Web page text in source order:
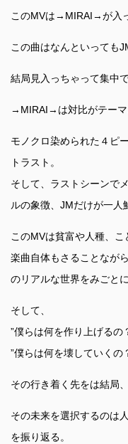
このMVは→MIRAI→が入
この曲はなんといっても
結局見入っちゃって集中
→MIRAI→は対比がテーマ
モノクロ染められた４ピ
トラスト。
そして、ラストシーンで
ルの象徴、JMだけが一人
このMVは貧富や人種、
楽曲自体もさることなが
のリアルな世界をみごと
そして、
”僕らは何を作り上げるの
”僕らは何を壊していくの
その行き着く先をは結局、
その未来を選択するのは
を振り返る。